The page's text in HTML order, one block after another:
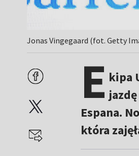
Jonas Vingegaard (fot. Getty
E kipa
Espana.
która